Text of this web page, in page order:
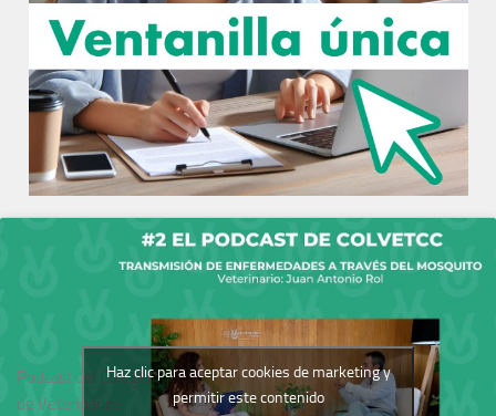
Podcast del Colegio
de Veterinarios
Haz clic para aceptar cookies de marketing y
permitir este contenido